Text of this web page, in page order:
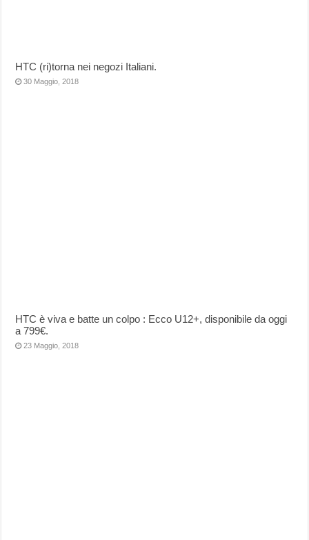
HTC (ri)torna nei negozi Italiani.
30 Maggio, 2018
HTC è viva e batte un colpo : Ecco U12+, disponibile da oggi
a 799€.
23 Maggio, 2018